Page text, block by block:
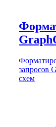
запросов
схем